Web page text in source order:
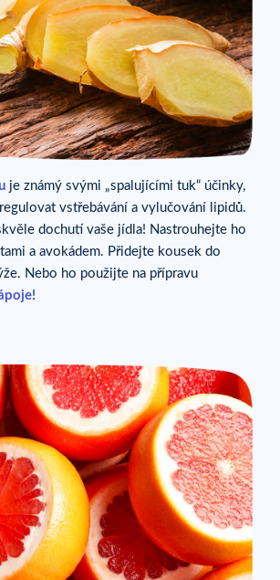
je známý svými „spalujícími tuk“ účinky,
vstřebávání a vylučování lipidů.
dochutí vaše jídla! Nastrouhejte ho
a avokádem. Přidejte kousek do
Nebo ho použijte na přípravu
!